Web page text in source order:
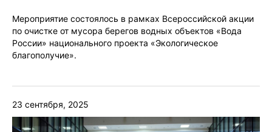
Мероприятие состоялось в рамках Всероссийской акции
по очистке от мусора берегов водных объектов «Вода
России» национального проекта «Экологическое
благополучие».
23 сентября, 2025